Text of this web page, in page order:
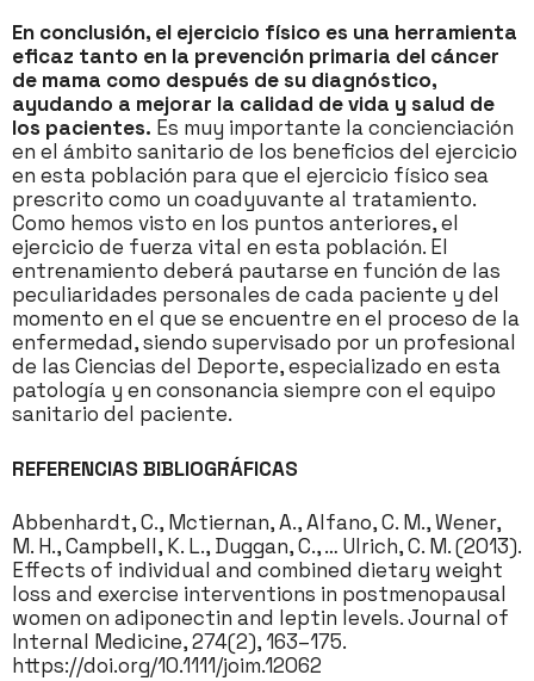
En conclusión, el ejercicio físico es una herramienta
eficaz tanto en la prevención primaria del cáncer
de mama como después de su diagnóstico,
ayudando a mejorar la calidad de vida y salud de
los pacientes. Es muy importante la concienciación
en el ámbito sanitario de los beneficios del ejercicio
en esta población para que el ejercicio físico sea
prescrito como un coadyuvante al tratamiento.
Como hemos visto en los puntos anteriores, el
ejercicio de fuerza vital en esta población. El
entrenamiento deberá pautarse en función de las
peculiaridades personales de cada paciente y del
momento en el que se encuentre en el proceso de la
enfermedad, siendo supervisado por un profesional
de las Ciencias del Deporte, especializado en esta
patología y en consonancia siempre con el equipo
sanitario del paciente.
REFERENCIAS BIBLIOGRÁFICAS
Abbenhardt, C., Mctiernan, A., Alfano, C. M., Wener,
M. H., Campbell, K. L., Duggan, C., … Ulrich, C. M. (2013).
Effects of individual and combined dietary weight
loss and exercise interventions in postmenopausal
women on adiponectin and leptin levels. Journal of
Internal Medicine, 274(2), 163–175.
https://doi.org/10.1111/joim.12062